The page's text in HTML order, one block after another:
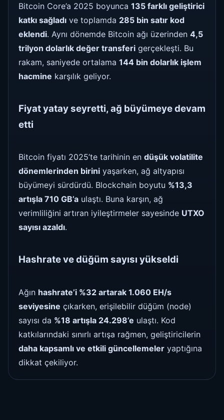
Bitcoin Core’a 2025 boyunca 135 farklı geliştirici
katkı sağladı ve toplamda 285 bin satır kod
eklendi. Aynı dönemde Bitcoin ağı üzerinden 4,5
trilyon dolarlık değer transferi gerçekleşti. Bu
rakam, saniyede ortalama 144 bin dolarlık işlem
hacmine karşılık geliyor.
Fiyat yatay seyretti, ağ büyümeye devam
etti
Bitcoin fiyatı 2025’te tarihinin en düşük volatilite
dönemlerinden birini yaşarken, ağ altyapısı
büyümeyi sürdürdü. Blockchain boyutu %13,3
artışla 710 GB’a ulaştı. Buna karşın, ağ
verimliliğini artıran iyileştirmeler sayesinde UTXO
sayısı azaldı.
Hashrate ve düğüm sayısı yükseldi
Ağın hashrate’i %32 artarak 1.060 EH/s
seviyesine çıkarken, erişilebilir düğüm (node)
sayısı da %18 artışla 24.298’e ulaştı. Kod
katkılarındaki sınırlı artışa rağmen, geliştiricilerin
daha kapsamlı ve etkili güncellemeler yaptığına
dikkat çekiliyor.